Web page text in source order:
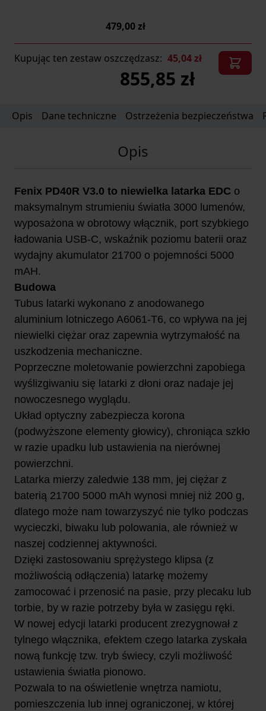
479,00 zł
Kupując ten zestaw oszczędzasz: 45,04 zł
855,85 zł
Opis Dane techniczne Ostrzeżenia bezpieczeństwa
Opis
Fenix PD40R V3.0 to niewielka latarka EDC o
maksymalnym strumieniu światła 3000 lumenów,
wyposażona w obrotowy włącznik, port szybkiego
ładowania USB-C, wskaźnik poziomu baterii oraz
wydajny akumulator 21700 o pojemności 5000
mAH.
Budowa
Tubus latarki wykonano z anodowanego
aluminium lotniczego A6061-T6, co wpływa na jej
niewielki ciężar oraz zapewnia wytrzymałość na
uszkodzenia mechaniczne.
Poprzeczne moletowanie powierzchni zapobiega
wyślizgiwaniu się latarki z dłoni oraz nadaje jej
nowoczesnego wyglądu.
Układ optyczny zabezpiecza korona
(podwyższone elementy głowicy), chroniąca szkło
w razie upadku lub ustawienia na nierównej
powierzchni.
Latarka mierzy zaledwie 138 mm, jej ciężar z
baterią 21700 5000 mAh wynosi mniej niż 200 g,
dlatego może nam towarzyszyć nie tylko podczas
wycieczki, biwaku lub polowania, ale również w
naszej codziennej aktywności.
Dzięki zastosowaniu sprężystego klipsa (z
możliwością odłączenia) latarkę możemy
zamocować i przenosić na pasie, przy plecaku lub
torbie, by w razie potrzeby była w zasięgu ręki.
W nowej edycji latarki producent zrezygnował z
tylnego włącznika, efektem czego latarka zyskała
nową funkcję tzw. tryb świecy, czyli możliwość
ustawienia światła pionowo.
Pozwala to na oświetlenie wnętrza namiotu,
pomieszczenia lub innej ograniczonej, w której